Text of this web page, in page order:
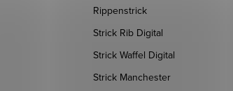
Rippenstrick
Strick Rib Digital
Strick Waffel Digital
Strick Manchester